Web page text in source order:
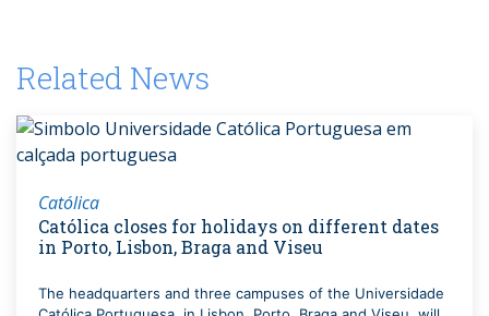
Related News
Católica
Católica closes for holidays on different dates
in Porto, Lisbon, Braga and Viseu
The headquarters and three campuses of the Universidade